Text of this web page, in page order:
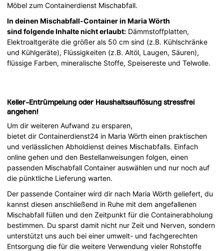
Möbel zum Containerdienst Mischabfall.
In deinen Mischabfall-Container in Maria Wörth
sind folgende Inhalte nicht erlaubt: Dämmstoffplatten,
Elektroaltgeräte die größer als 50 cm sind (z.B. Kühlschränke
und Kühlgeräte), Flüssigkeiten (z.B. Altöl, Laugen, Säuren),
flüssige Farben, mineralische Stoffe, Speisereste und Telwolle.
Keller-Entrümpelung oder Haushaltsauflösung stressfrei
angehen!
Um dir weiteren Aufwand zu ersparen,
bietet dir Containerdienst24 in Maria Wörth einen praktischen
und verlässlichen Abholdienst deines Mischabfalls. Einfach
online gehen und den Bestellanweisungen folgen, einen
passenden Mischabfall Container auswählen und nur noch auf
die pünktliche Lieferung warten.
Der passende Container wird dir nach Maria Wörth geliefert, du
kannst diesen anschließend in Ruhe mit dem angefallenen
Mischabfall füllen und den Zeitpunkt für die Containerabholung
bestimmen. Du sparst damit nicht nur Zeit und Nerven, sondern
unterstützt uns auch bei einer umwelt- und fachgerechten
Entsorgung die für die weitere Verwendung vieler Rohstoffe